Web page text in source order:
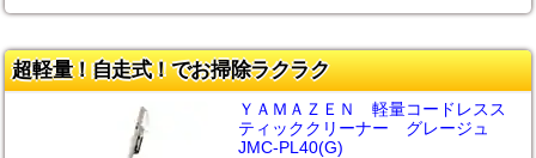
超軽量！自走式！でお掃除ラクラク
ＹＡＭＡＺＥＮ 軽量コードレスス
ティッククリーナー グレージュ
JMC-PL40(G)